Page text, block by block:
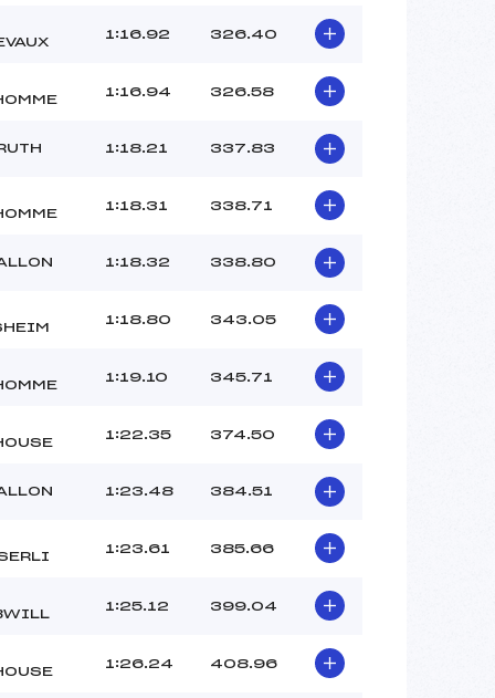
1:16.92 326.40
1:16.94 326.58
1:18.21 337.83
1:18.31 338.71
1:18.32 338.80
1:18.80 343.05
1:19.10 345.71
1:22.35 374.50
1:23.48 384.51
1:23.61 385.66
1:25.12 399.04
1:26.24 408.96